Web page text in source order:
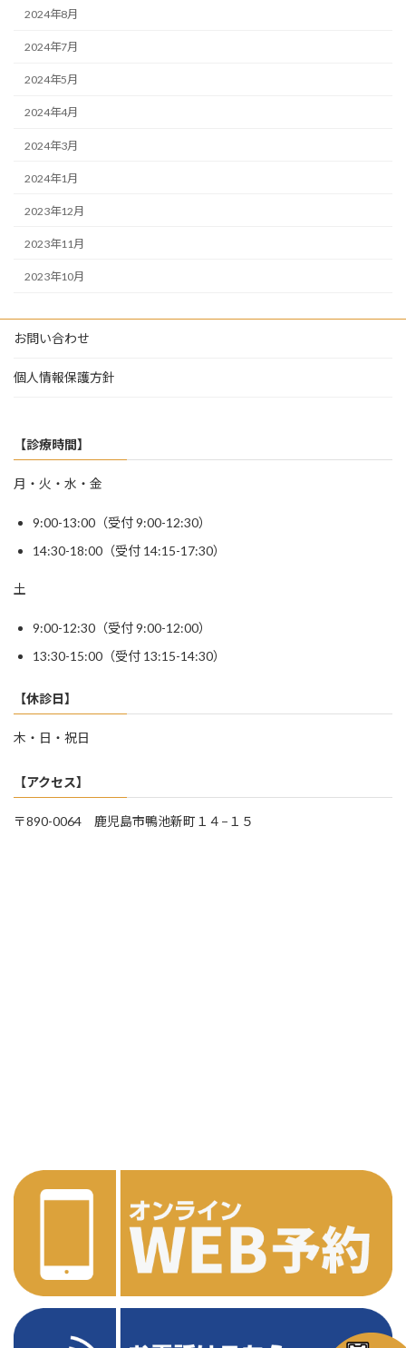
2024年8月
2024年7月
2024年5月
2024年4月
2024年3月
2024年1月
2023年12月
2023年11月
2023年10月
お問い合わせ
個人情報保護方針
【診療時間】
月・火・水・金
9:00-13:00（受付 9:00-12:30）
14:30-18:00（受付 14:15-17:30）
土
9:00-12:30（受付 9:00-12:00）
13:30-15:00（受付 13:15-14:30）
【休診日】
木・日・祝日
【アクセス】
〒890-0064 鹿児島市鴨池新町１４−１５